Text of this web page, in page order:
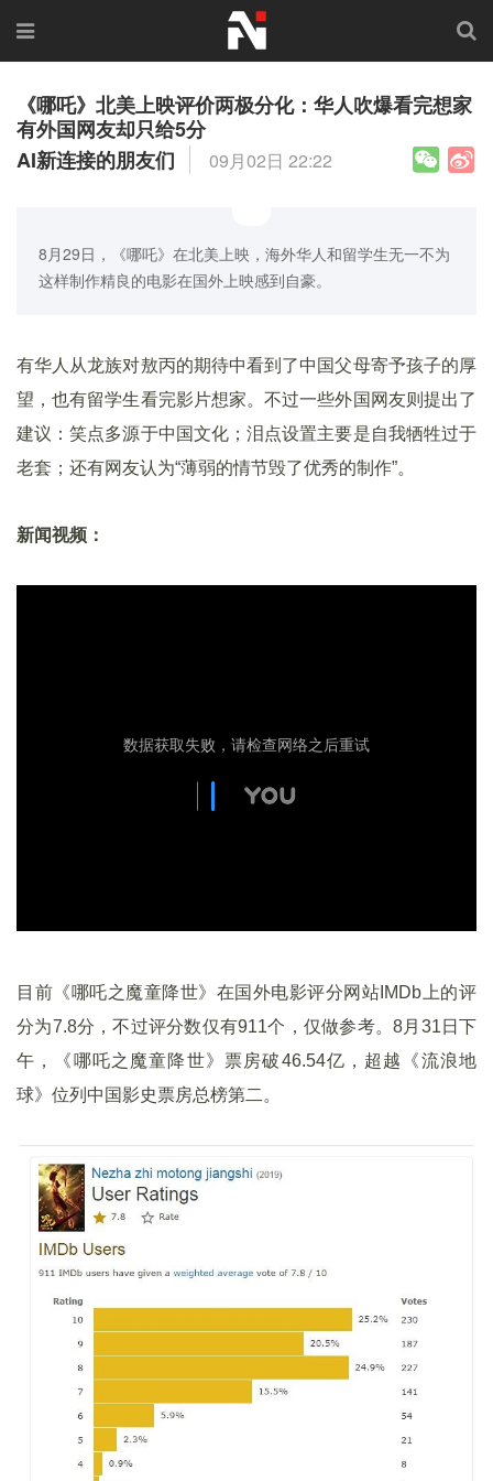
《哪吒》北美上映评价两极分化：华人吹爆看完想家
有外国网友却只给5分
AI新连接的朋友们
09月02日 22:22
8月29日，《哪吒》在北美上映，海外华人和留学生无一不为
这样制作精良的电影在国外上映感到自豪。
有华人从龙族对敖丙的期待中看到了中国父母寄予孩子的厚
望，也有留学生看完影片想家。不过一些外国网友则提出了
建议：笑点多源于中国文化；泪点设置主要是自我牺牲过于
老套；还有网友认为“薄弱的情节毁了优秀的制作”。
新闻视频：
目前《哪吒之魔童降世》在国外电影评分网站IMDb上的评
分为7.8分，不过评分数仅有911个，仅做参考。8月31日下
午，《哪吒之魔童降世》票房破46.54亿，超越《流浪地
球》位列中国影史票房总榜第二。